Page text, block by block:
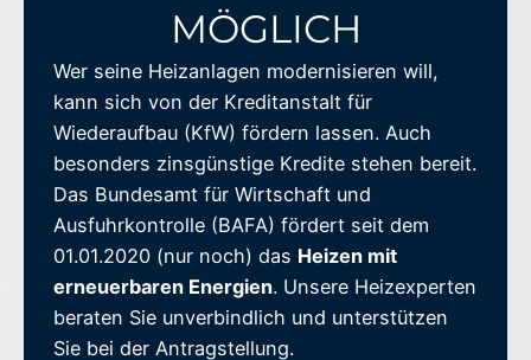
MÖGLICH
Wer seine Heizanlagen modernisieren will,
kann sich von der Kreditanstalt für
Wiederaufbau (KfW) fördern lassen. Auch
besonders zinsgünstige Kredite stehen bereit.
Das Bundesamt für Wirtschaft und
Ausfuhrkontrolle (BAFA) fördert seit dem
01.01.2020 (nur noch) das Heizen mit
erneuerbaren Energien. Unsere Heizexperten
beraten Sie unverbindlich und unterstützen
Sie bei der Antragstellung.